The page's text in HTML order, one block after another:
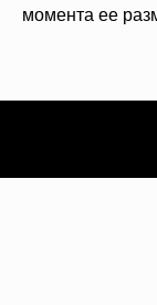
момента ее